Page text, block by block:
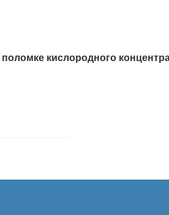
кислородного